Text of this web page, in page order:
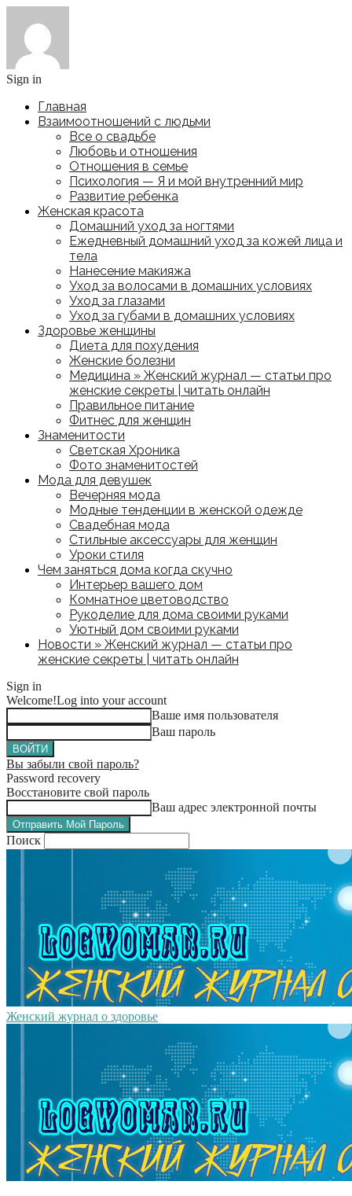
Sign in
Главная
Взаимоотношений с людьми
Все о свадьбе
Любовь и отношения
Отношения в семье
Психология — Я и мой внутренний мир
Развитие ребенка
Женская красота
Домашний уход за ногтями
Ежедневный домашний уход за кожей лица и
тела
Нанесение макияжа
Уход за волосами в домашних условиях
Уход за глазами
Уход за губами в домашних условиях
Здоровье женщины
Диета для похудения
Женские болезни
Медицина » Женский журнал — статьи про
женские секреты | читать онлайн
Правильное питание
Фитнес для женщин
Знаменитости
Светская Хроника
Фото знаменитостей
Мода для девушек
Вечерняя мода
Модные тенденции в женской одежде
Свадебная мода
Стильные аксессуары для женщин
Уроки стиля
Чем заняться дома когда скучно
Интерьер вашего дом
Комнатное цветоводство
Рукоделие для дома своими руками
Уютный дом своими руками
Новости » Женский журнал — статьи про
женские секреты | читать онлайн
Sign in
Welcome!Log into your account
Ваше имя пользователя
Ваш пароль
Вы забыли свой пароль?
Password recovery
Восстановите свой пароль
Ваш адрес электронной почты
Поиск
Женский журнал о здоровье